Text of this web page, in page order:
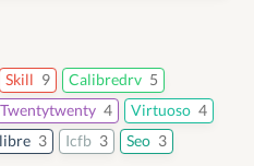
Skill 9 Calibredrv 5
Twentytwenty 4 Virtuoso 4
3 Icfb 3 Seo 3